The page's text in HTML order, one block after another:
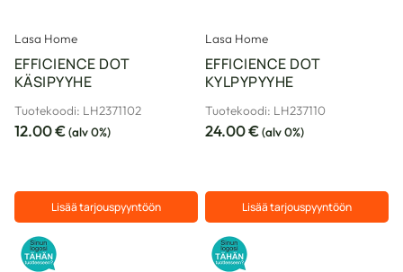
Lasa Home
EFFICIENCE DOT
KÄSIPYYHE
Tuotekoodi: LH2371102
12.00€(alv 0%)
Lisää tarjouspyyntöön
Lasa Home
EFFICIENCE DOT
KYLPYPYYHE
Tuotekoodi: LH237110
24.00€(alv 0%)
Lisää tarjouspyyntöön